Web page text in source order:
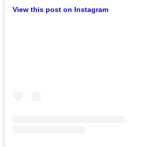
View this post on Instagram